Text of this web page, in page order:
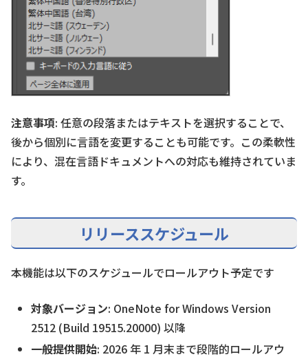
注意事項: 任意の段落またはテキストを選択することで、
後から個別に言語を変更することも可能です。この柔軟性
により、混在言語ドキュメントへの対応も維持されていま
す。
リリーススケジュール
本機能は以下のスケジュールでロールアウト予定です
対象バージョン: OneNote for Windows Version
2512 (Build 19515.20000) 以降
一般提供開始: 2026 年 1 月末まで段階的ロールアウ